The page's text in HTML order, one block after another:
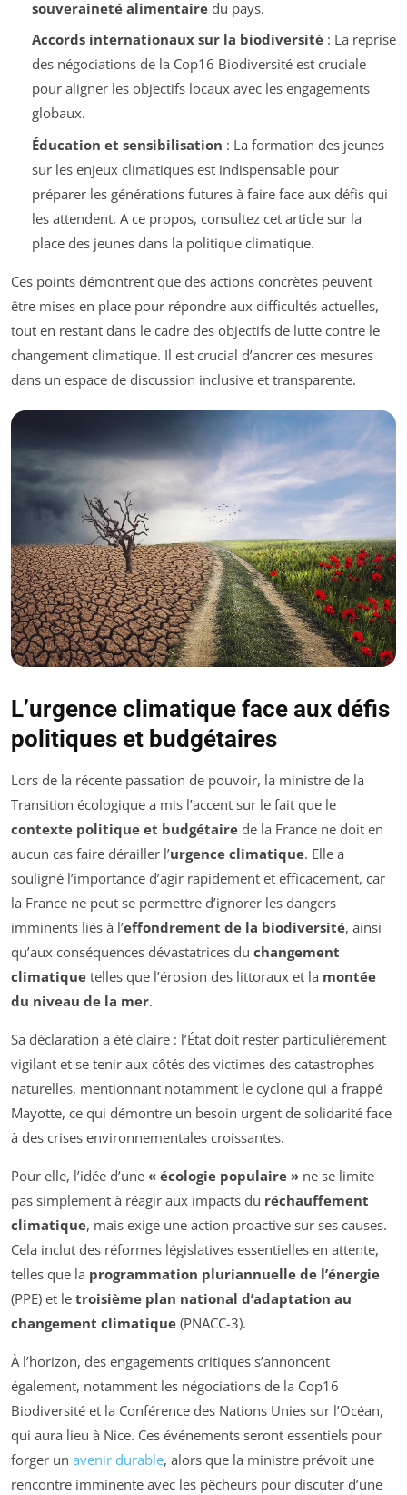
souveraineté alimentairedu pays.
Accords internationaux sur la biodiversité: La reprise
des négociations de la Cop16 Biodiversité est cruciale
pour aligner les objectifs locaux avec les engagements
globaux.
Éducation et sensibilisation : La formation des jeunes
sur les enjeux climatiques est indispensable pour
préparer les générations futures à faire face aux défis qui
les attendent. A ce propos, consultez cet article sur la
place des jeunes dans la politique climatique.
Ces points démontrent que des actions concrètes peuvent
être mises en place pour répondre aux difficultés actuelles,
tout en restant dans le cadre des objectifs de lutte contre le
changement climatique. Il est crucial d’ancrer ces mesures
dans un espace de discussion inclusive et transparente.
L’urgence climatique face aux défis
politiques et budgétaires
Lors de la récente passation de pouvoir, la ministre de la
Transition écologique a mis l’accent sur le fait que le
contexte politique et budgétaire de la France ne doit en
aucun cas faire dérailler l’urgence climatique. Elle a
souligné l’importance d’agir rapidement et efficacement, car
la France ne peut se permettre d’ignorer les dangers
imminents liés à l’effondrement de la biodiversité, ainsi
qu’aux conséquences dévastatrices du changement
climatique telles que l’érosion des littoraux et la montée
du niveau de la mer.
Sa déclaration a été claire : l’État doit rester particulièrement
vigilant et se tenir aux côtés des victimes des catastrophes
naturelles, mentionnant notamment le cyclone qui a frappé
Mayotte, ce qui démontre un besoin urgent de solidarité face
à des crises environnementales croissantes.
Pour elle, l’idée d’une « écologie populaire » ne se limite
pas simplement à réagir aux impacts du réchauffement
climatique, mais exige une action proactive sur ses causes.
Cela inclut des réformes législatives essentielles en attente,
telles que la programmation pluriannuelle de l’énergie
(PPE) et le troisième plan national d’adaptation au
changement climatique (PNACC-3).
À l’horizon, des engagements critiques s’annoncent
également, notamment les négociations de la Cop16
Biodiversité et la Conférence des Nations Unies sur l’Océan,
qui aura lieu à Nice. Ces événements seront essentiels pour
forger un avenir durable, alors que la ministre prévoit une
rencontre imminente avec les pêcheurs pour discuter d’une